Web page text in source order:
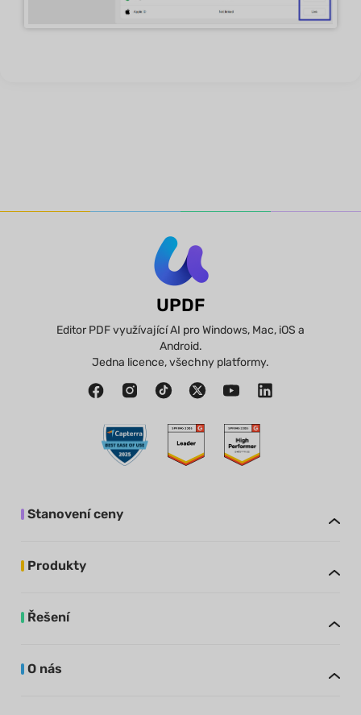
UPDF
Editor PDF využívající AI pro Windows, Mac, iOS a
Android.
Jedna licence, všechny platformy.
Stanovení ceny
Produkty
Řešení
O nás